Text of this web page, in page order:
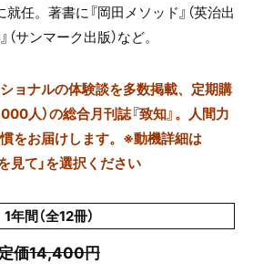
任。著書に『岡田メソッド』（英治出
（サンマーク出版）など。
ョナルの体験談を多数掲載、定期購
人）の総合月刊誌『致知』。人間力
をお届けします。※動機詳細は
て」を選択ください
1年間（全12冊）
価14,400円